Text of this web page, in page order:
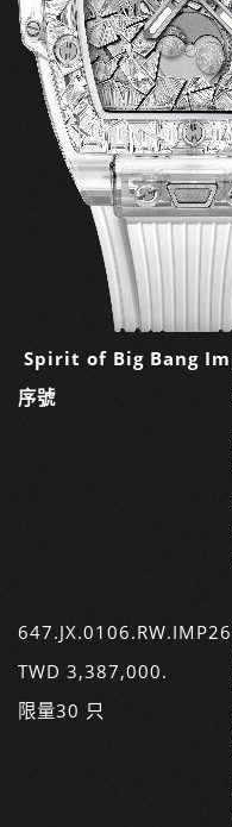
Spirit of Big Bang
序號
647.JX.0106.RW.IMP26
TWD 3,387,000.
限量30 只